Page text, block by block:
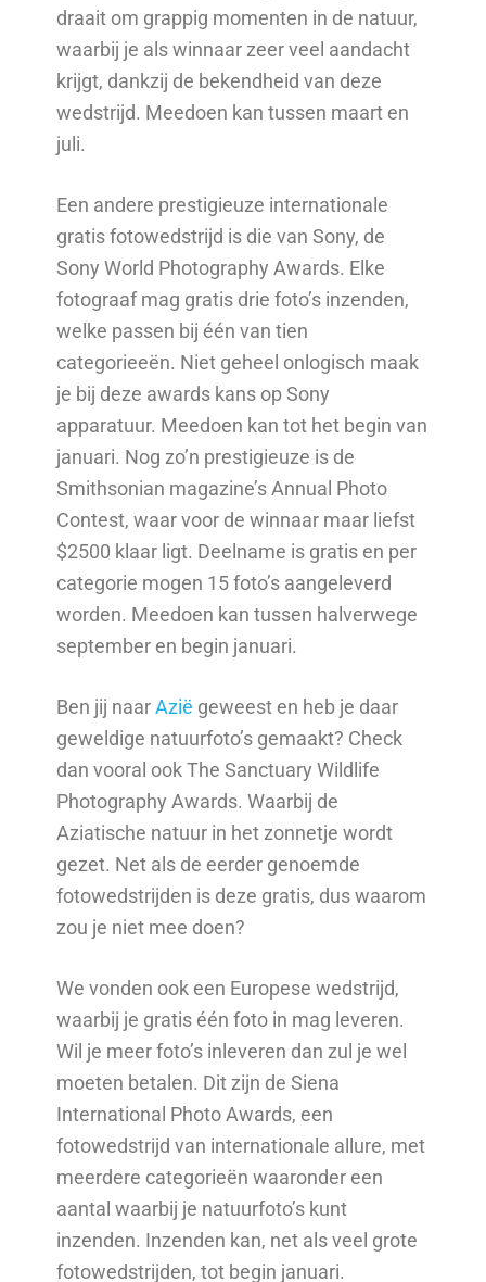
draait om grappig momenten in de natuur,
waarbij je als winnaar zeer veel aandacht
krijgt, dankzij de bekendheid van deze
wedstrijd. Meedoen kan tussen maart en
juli.
Een andere prestigieuze internationale
gratis fotowedstrijd is die van Sony, de
Sony World Photography Awards. Elke
fotograaf mag gratis drie foto’s inzenden,
welke passen bij één van tien
categorieeën. Niet geheel onlogisch maak
je bij deze awards kans op Sony
apparatuur. Meedoen kan tot het begin van
januari. Nog zo’n prestigieuze is de
Smithsonian magazine’s Annual Photo
Contest, waar voor de winnaar maar liefst
$2500 klaar ligt. Deelname is gratis en per
categorie mogen 15 foto’s aangeleverd
worden. Meedoen kan tussen halverwege
september en begin januari.
Ben jij naarAzië geweest en heb je daar
geweldige natuurfoto’s gemaakt? Check
dan vooral ook The Sanctuary Wildlife
Photography Awards. Waarbij de
Aziatische natuur in het zonnetje wordt
gezet. Net als de eerder genoemde
fotowedstrijden is deze gratis, dus waarom
zou je niet mee doen?
We vonden ook een Europese wedstrijd,
waarbij je gratis één foto in mag leveren.
Wil je meer foto’s inleveren dan zul je wel
moeten betalen. Dit zijn de Siena
International Photo Awards, een
fotowedstrijd van internationale allure, met
meerdere categorieën waaronder een
aantal waarbij je natuurfoto’s kunt
inzenden. Inzenden kan, net als veel grote
fotowedstrijden, tot begin januari.